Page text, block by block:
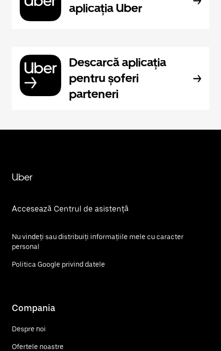
aplicația Uber
Descarcă aplicația
pentru șoferi
parteneri
Uber
Accesează Centrul de asistență
Nu vindeți sau distribuiți informațiile mele cu caracter
personal
Politica Google privind datele
Compania
Despre noi
Ofertele noastre